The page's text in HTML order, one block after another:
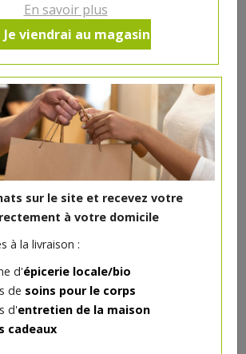
En savoir plus
Je viendrai au magasin
sur le site et recevez votre
à votre domicile
à la livraison :
d'épicerie locale/bio
de soins pour le corps
d'entretien de la maison
cadeaux
Zeste de Citron bio
avec le gel douche Zeste
bio Avril ! Enrichi en aloe vera bio, sans
peau en douceur.
7€/pc
1 pc
7€